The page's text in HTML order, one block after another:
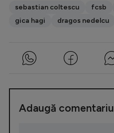
sebastian coltescu fcsb
gica hagi
dragos nedelcu
Adaugă comentariu